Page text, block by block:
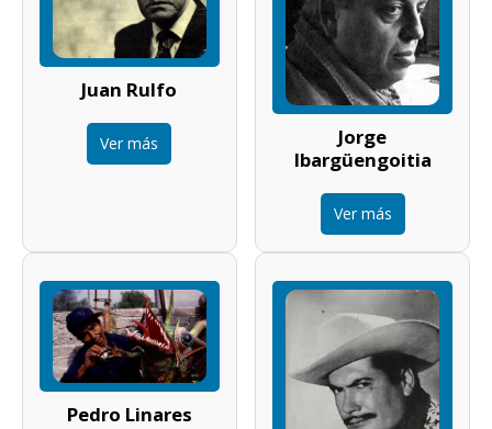
Juan Rulfo
Ver más
Jorge
Ibargüengoitia
Ver más
Pedro Linares